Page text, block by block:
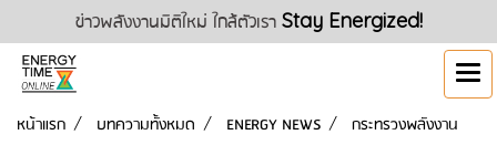
ข่าวพลังงานมิติใหม่ ใกล้ตัวเรา Stay Energized!
หน้าแรก บทความทั้งหมด ENERGY NEWS กระทรวงพลังงาน